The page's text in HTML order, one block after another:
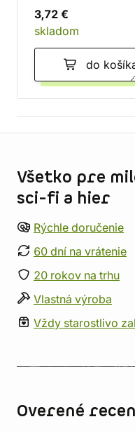
3,72 €
skladom
do
Všetko pre
sci-fi a hier
Rýchle doručenie
60 dní na vrátenie
20 rokov na trhu
Vlastná výroba
Vždy starostlivo
Overené